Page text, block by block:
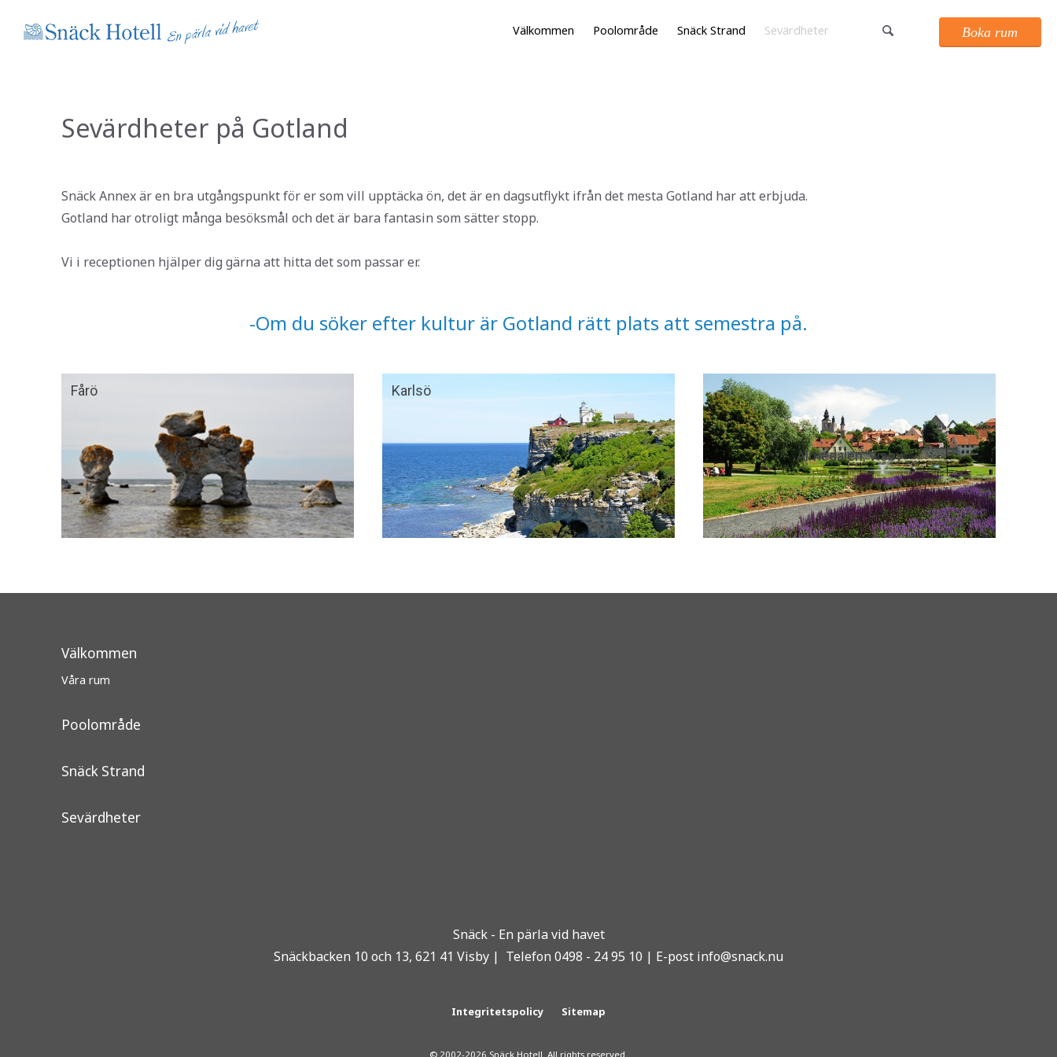
Välkommen Poolområde Snäck Strand Sevärdheter Boka rum
Sevärdheter på Gotland
Snäck Annex är en bra utgångspunkt för er som vill upptäcka ön, det är en dagsutflykt ifrån det mesta Gotland har att erbjuda.
Gotland har otroligt många besöksmål och det är bara fantasin som sätter stopp.
Vi i receptionen hjälper dig gärna att hitta det som passar er.
-Om du söker efter kultur är Gotland rätt plats att semestra på.
Fårö Karlsö
Almedalen, Visby
Välkommen
Våra rum
Poolområde
Snäck Strand
Sevärdheter
Snäck - En pärla vid havet
Snäckbacken 10 och 13, 621 41 Visby | Telefon 0498 - 24 95 10 | E-post info@snack.nu
Integritetspolicy Sitemap
© 2002-2026 Snäck Hotell. All rights reserved.